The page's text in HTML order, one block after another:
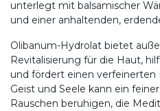
unterlegt mit balsamischer
und einer anhaltenden,
Olibanum-Hydrolat bietet
Revitalisierung für die Haut,
und fördert einen verfeinerten
Geist und Seele kann ein
Rauschen beruhigen, die